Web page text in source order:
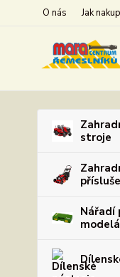
O nás Jak
stroje
Nářadí